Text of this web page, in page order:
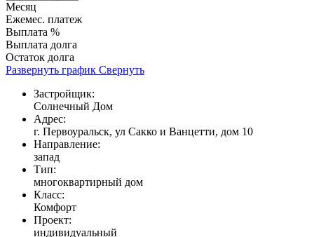
Месяц
Ежемес. платеж
Выплата %
Выплата долга
Остаток долга
Развернуть график Свернуть
Застройщик:
Солнечный Дом
Адрес:
г. Первоуральск, ул Сакко и Ванцетти, дом 10
Направление:
запад
Тип:
многоквартирный дом
Класс:
Комфорт
Проект:
индивидуальный